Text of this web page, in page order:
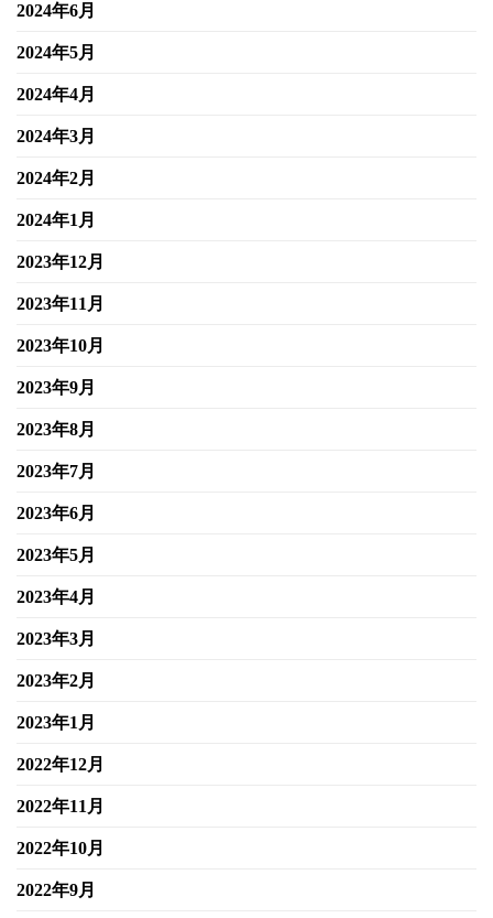
2024年6月
2024年5月
2024年4月
2024年3月
2024年2月
2024年1月
2023年12月
2023年11月
2023年10月
2023年9月
2023年8月
2023年7月
2023年6月
2023年5月
2023年4月
2023年3月
2023年2月
2023年1月
2022年12月
2022年11月
2022年10月
2022年9月